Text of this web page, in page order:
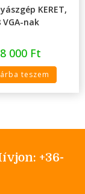
KERET,
VGA-nak
000 Ft
teszem
+36-